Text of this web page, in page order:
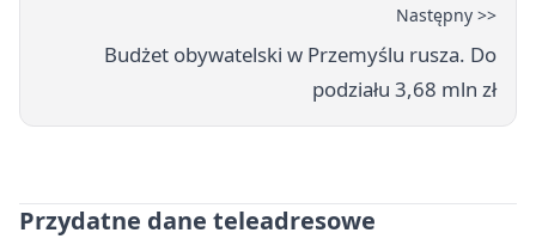
Następny >>
Budżet obywatelski w Przemyślu rusza. Do
podziału 3,68 mln zł
Przydatne dane teleadresowe